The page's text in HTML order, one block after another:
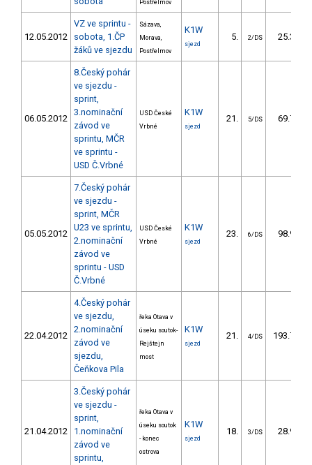
Postřelmov
12.05.2012
VZ ve sprintu -
sobota, 1.ČP
žáků ve sjezdu
Sázava,
Morava,
Postřelmov
K1W
sjezd
5. 2/DS 25.30
06.05.2012
8.Český pohár
ve sjezdu -
sprint,
3.nominační
závod ve
sprintu, MČR
ve sprintu -
USD Č.Vrbné
USD České
Vrbné
K1W
sjezd
21. 5/DS 69.71
05.05.2012
7.Český pohár
ve sjezdu -
sprint, MČR
U23 ve sprintu,
2.nominační
závod ve
sprintu - USD
Č.Vrbné
USD České
Vrbné
K1W
sjezd
23. 6/DS 98.92
22.04.2012
4.Český pohár
ve sjezdu,
2.nominační
závod ve
sjezdu,
Čeňkova Pila
řeka Otava v
úseku soutok-
Rejštejn
most
K1W
sjezd
21. 4/DS 193.74
21.04.2012
3.Český pohár
ve sjezdu -
sprint,
1.nominační
závod ve
sprintu,
řeka Otava v
úseku soutok
- konec
ostrova
K1W
sjezd
18. 3/DS 28.94